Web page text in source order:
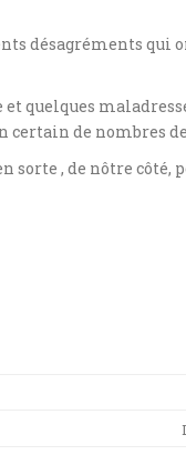
désagréments qui
quelques
de nombres
, de nôtre côté,